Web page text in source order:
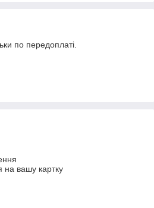
по передоплаті.
на вашу картку